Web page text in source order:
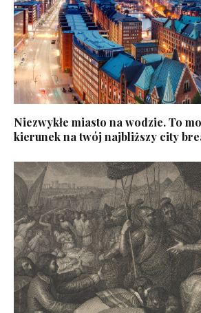
Niezwykłe miasto na wodzie. To
kierunek na twój najbliższy city